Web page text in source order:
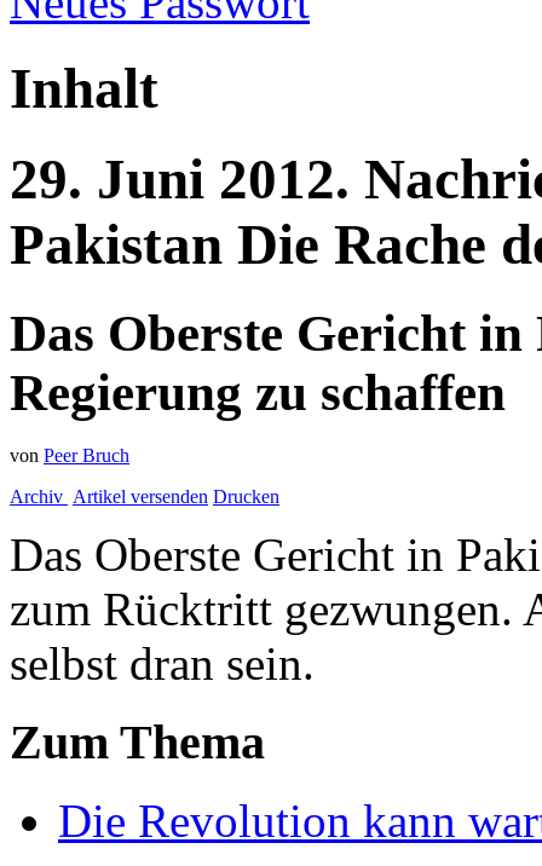
Inhalt
29. Juni 2012.
Pakistan Die Rache
Das Oberste Gericht
Regierung zu schaffen
von Peer Bruch
Archiv Artikel versenden Drucken
Das Oberste Gericht in
zum Rücktritt gezwungen.
selbst dran sein.
Zum Thema
Die Revolution kann